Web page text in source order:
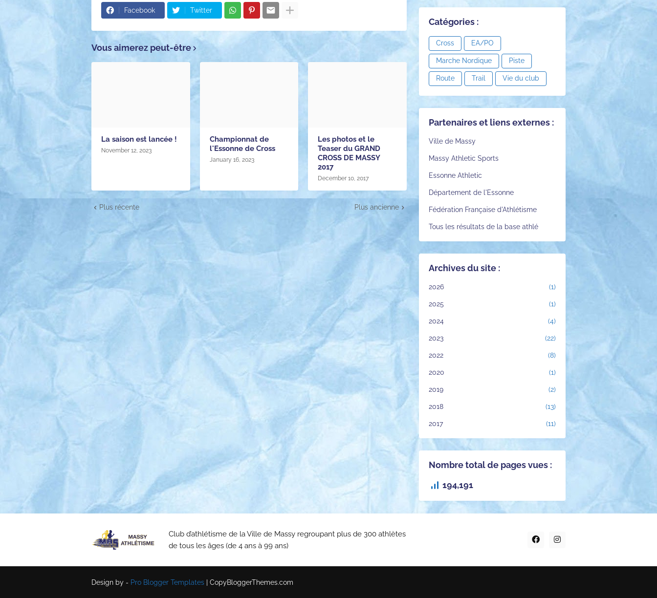
Facebook Twitter
Vous aimerez peut-être
La saison est lancée !
November 12, 2023
Championnat de
l'Essonne de Cross
January 16, 2023
Les photos et le
Teaser du GRAND
CROSS DE MASSY
2017
December 10, 2017
Plus récente Plus ancienne
Catégories :
Cross EA/PO
Marche Nordique Piste
Route Trail Vie du club
Partenaires et liens externes :
Ville de Massy
Massy Athletic Sports
Essonne Athletic
Département de l'Essonne
Fédération Française d'Athlétisme
Tous les résultats de la base athlé
Archives du site :
2026 (1)
2025 (1)
2024 (4)
2023 (22)
2022 (8)
2020 (1)
2019 (2)
2018 (13)
2017 (11)
Nombre total de pages vues :
194,191
Club d’athlétisme de la Ville de Massy regroupant plus de 300 athlètes
de tous les âges (de 4 ans à 99 ans)
Design by - Pro Blogger Templates CopyBloggerThemes.com